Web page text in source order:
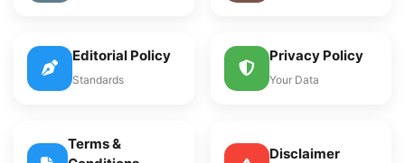
Editorial Policy
Standards
Privacy Policy
Your Data
Terms &
Disclaimer